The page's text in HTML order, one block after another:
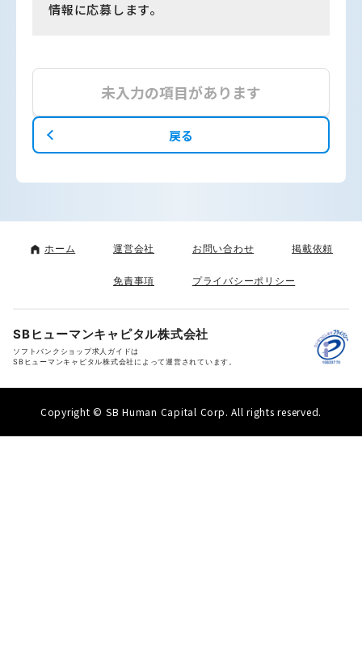
情報に応募します。
未入力の項目があります
戻る
ホーム 運営会社 お問い合わせ 掲載依頼
免責事項 プライバシーポリシー
SBヒューマンキャピタル株式会社
ソフトバンクショップ求人ガイドは
SBヒューマンキャピタル株式会社によって運営されています。
Copyright © SB Human Capital Corp. All rights reserved.